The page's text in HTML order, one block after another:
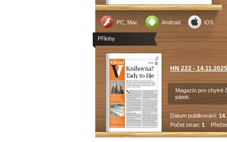
PC, Mac Android iOS
Přílohy
HN 222 -
Magazín pro chytré
pátek.
Datum publikování:
Počet stran: 1